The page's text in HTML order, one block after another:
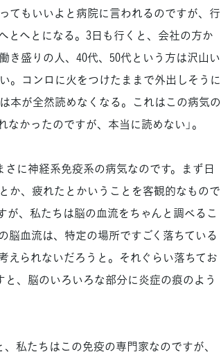
てもいいよと病院に言われるのですが、行
とへとになる。3日も行くと、会社の方か
き盛りの人、40代、50代という方は沢山い
。コンロに火をつけたままで外出しそうに
本が全然読めなくなる。これはこの病気の
かったのですが、本当に読めない」。
に神経系免疫系の病気なのです。まず日
か、疲れたとかいうことを客観的なもので
が、私たちは脳の血流をちゃんと調べるこ
脳血流は、特定の場所ですごく落ちている
えられないだろうと。それぐらい落ちてお
、脳のいろいろな部分に炎症の痕のよう
私たちはこの免疫の専門家なのですが、